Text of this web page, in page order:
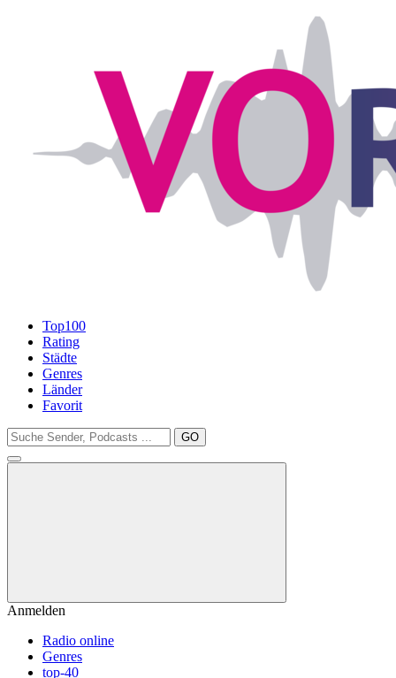
Top100
Rating
Städte
Genres
Länder
Favorit
GO
Anmelden
Radio online
Genres
top-40